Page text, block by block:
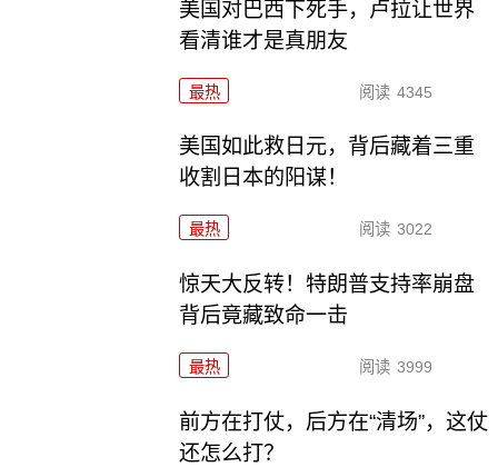
美国对巴西下死手，卢拉让世界
看清谁才是真朋友
最热 阅读 4345
美国如此救日元，背后藏着三重
收割日本的阳谋！
最热 阅读 3022
惊天大反转！特朗普支持率崩盘
背后竟藏致命一击
最热 阅读 3999
前方在打仗，后方在“清场”，这仗
还怎么打？